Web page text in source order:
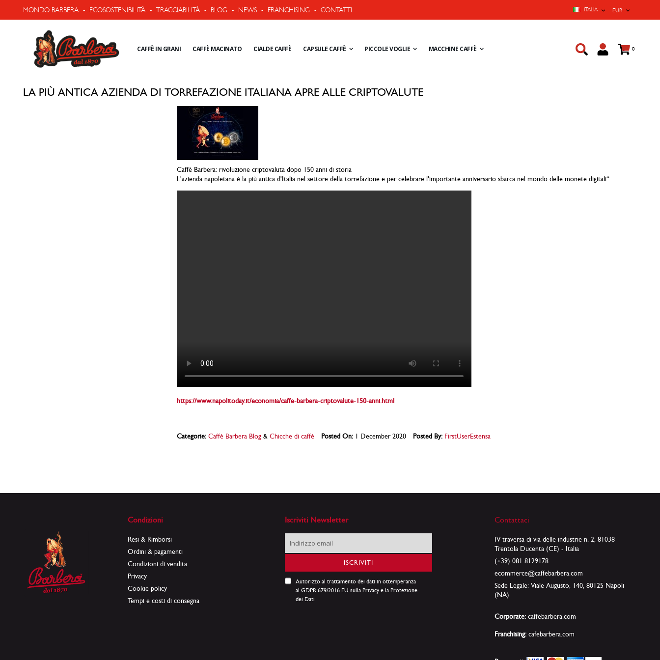
MONDO BARBERA - ECOSOSTENIBILITÀ - TRACCIABILITÀ - BLOG - NEWS - FRANCHISING - CONTATTI
EUR
ITALIA
CAFFÈ IN GRANI CAFFÈ MACINATO CIALDE CAFFÈ CAPSULE CAFFÈ PICCOLE VOGLIE MACCHINE CAFFÈ Cart
0prodotti
LA PIÙ ANTICA AZIENDA DI TORREFAZIONE ITALIANA APRE ALLE CRIPTOVALUTE
Caffè Barbera: rivoluzione criptovaluta dopo 150 anni di storia
L'azienda napoletana è la più antica d'Italia nel settore della torrefazione e per celebrare l'importante anniversario sbarca nel mondo delle monete digitali“
https://www.napolitoday.it/economia/caffe-barbera-criptovalute-150-anni.html
Categorie: Caffè Barbera Blog& Chicche di caffè Posted On:1 December 2020 Posted By: FirstUserEstensa
Condizioni
Resi & Rimborsi
Ordini & pagamenti
Condizioni di vendita
Privacy
Cookie policy
Tempi e costi di consegna
Iscriviti Newsletter
Iscriviti
alla
ISCRIVITI
Autorizzo al trattamento dei dati in ottemperanza
al GDPR 679/2016 EU sulla Privacy e la Protezione
dei Dati
Contattaci
IV traversa di via delle industrie n. 2, 81038
Trentola Ducenta (CE) - Italia
(+39) 081 8129178
ecommerce@caffebarbera.com
Sede Legale: Viale Augusto, 140, 80125 Napoli
(NA)
Corporate: caffebarbera.com
Franchising: cafebarbera.com